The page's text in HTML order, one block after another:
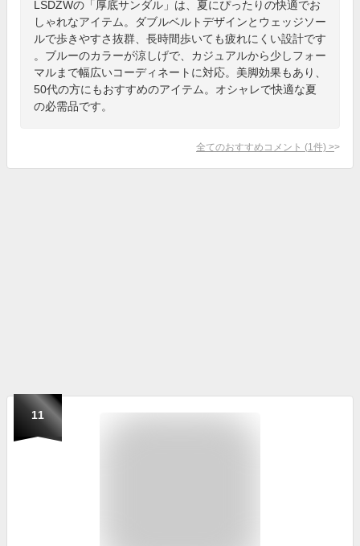
LSDZWの「厚底サンダル」は、夏にぴったりの快適でお
しゃれなアイテム。ダブルベルトデザインとウェッジソー
ルで歩きやすさ抜群、長時間歩いても疲れにくい設計です
。ブルーのカラーが涼しげで、カジュアルから少しフォー
マルまで幅広いコーディネートに対応。美脚効果もあり、
50代の方にもおすすめのアイテム。オシャレで快適な夏
の必需品です。
全てのおすすめコメント (1 件) >
11